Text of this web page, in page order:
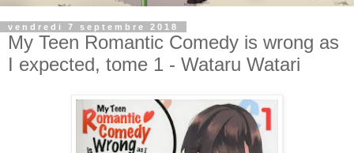
vendredi 7 septembre 2018
My Teen Romantic Comedy is wrong as
I expected, tome 1 - Wataru Watari